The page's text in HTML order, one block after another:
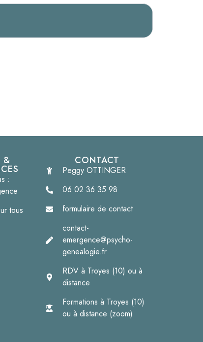
&
:
tous
CONTACT
Peggy OTTINGER
06 02 36 35 98
formulaire de contact
contact-
emergence@psycho-
genealogie.fr
RDV à Troyes (10) ou à
distance
Formations à Troyes (10)
ou à distance (zoom)